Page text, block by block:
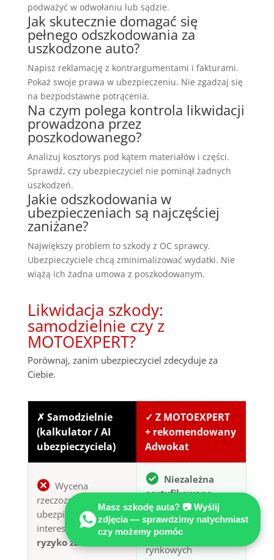
podważyć w odwołaniu lub sądzie.
Jak skutecznie domagać się
pełnego odszkodowania za
uszkodzone auto?
Napisz reklamację z kontrargumentami i fakturami.
Pokaż swoje prawa w ubezpieczeniu. Nie zgadzaj się
na bezpodstawne potrącenia.
Na czym polega kontrola likwidacji
prowadzona przez
poszkodowanego?
Analizuj kosztorys pod kątem materiałów i części.
Sprawdź, czy ubezpieczyciel nie pominął żadnych
uszkodzeń.
Jakie odszkodowania w
ubezpieczeniach są najczęściej
zaniżane?
Największy problem to szkody z OC sprawcy.
Ubezpieczyciele chcą zminimalizować wydatki. Nie
wiążą ich żadna umowa z poszkodowanym.
Likwidacja szkody:
samodzielnie czy z
MOTOEXPERT?
Porównaj, zanim ubezpieczyciel zdecyduje za
Ciebie.
✗ Samodzielnie
(kalkulator / AI
ubezpieczyciela)
✓ Z MOTOEXPERT
+ rekomendowany
Adwokat
Wycena
rzeczoznawcy
ubezpieczyciela —
interes płatnika,
ryzyko zaniżenia
Niezależna
certyfikowana
opinia techniczna
— pełny kosztorys
wg stawek
rynkowych
Masz szkodę auta? 📷 Wyślij
zdjęcia — sprawdzimy natychmiast
czy możemy pomóc